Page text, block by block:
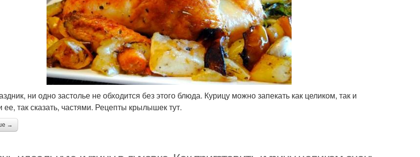
ни одно застолье не обходится без этого блюда. Курицу можно запекать как целиком, так и
ее, так сказать, частями. Рецепты крылышек тут.
→